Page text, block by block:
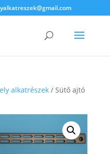
alkatrészek/ Sütő ajtó